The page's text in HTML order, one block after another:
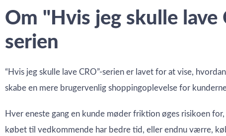
Om "Hvis jeg skulle lave
serien
“Hvis jeg skulle lave CRO”-serien er lavet for at vise,
skabe en mere brugervenlig shoppingoplevelse for
Hver eneste gang en kunde møder friktion øges risikoen
købet til vedkommende har bedre tid, eller endnu værre,